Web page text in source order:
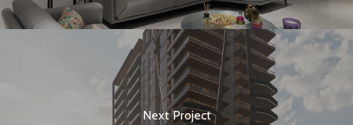
Next Project